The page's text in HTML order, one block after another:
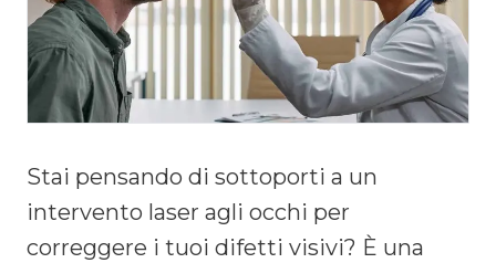
Stai pensando di sottoporti a un
intervento laser agli occhi per
correggere i tuoi difetti visivi? È una